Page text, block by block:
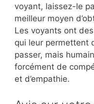
voyant, laissez-le
meilleur moyen
Les voyants ont
qui leur permettent
passer, mais
forcément de
et d’empathie.